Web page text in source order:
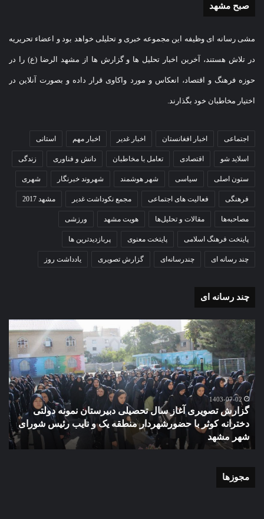
صبح مشهد
مشی رسانه ای وظیفه این مجموعه خبری و تحلیلی خواهد بود و اعضاء تحریریه
در تلاش هستند، آخرین اخبار تحلیل ها و گزارش ها از مشهد الرضا (ع) را در
حوزه فرهنگ و اقتصاد، انعکاس و مورد واکاوی قرار داده و بصورت آنلاین در
اختیار مخاطبان خود بگذارند.
اجتماعی اخبار افغانستان اخبار غدیر اخبار مهم استانی
اسلاید شو اقتصادی تعامل با مخاطبان دانش و فناوری زندگی
ستون اصلی سیاسی شهر هوشمند شهروند خبرنگار شهری
فرهنگی فعالیت های اجتماعی مجمع نکوداشت غدیر مشهد 2017
مصاحبه‌ها مقالات و تحلیل‌ها هویت مشهد ورزشی
پایتخت فرهنگ اسلامی پایتخت معنوی پربازدیدترین ها
چند رسانه ای چندرسانه‌ای گزارش تصویری یادداشت روز
چند رسانه ای
گزارش
تصویری
آغاز
سال
تحصیلی
دبیرستان
نمونه
دولتی
دخترانه
کوثر
با
1403-07-02
گزارش تصویری آغاز سال تحصیلی دبیرستان نمونه دولتی
دخترانه کوثر با حضورشهردار منطقه یک و نایب رئیس شورای
شهر مشهد
مجوزها